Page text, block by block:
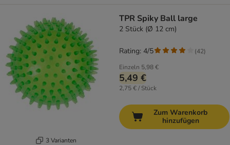
3 Varianten
TPR Spiky Ball large
2 Stück (Ø 12 cm)
Einzeln 5,98 €
5,49 €
2,75 € / Stück
Rating: 4/5 (42)
Zum Warenkorb
hinzufügen